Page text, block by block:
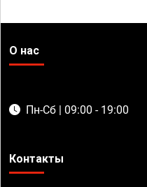
О нас
Пн-Сб | 09:00 - 19:00
Контакты